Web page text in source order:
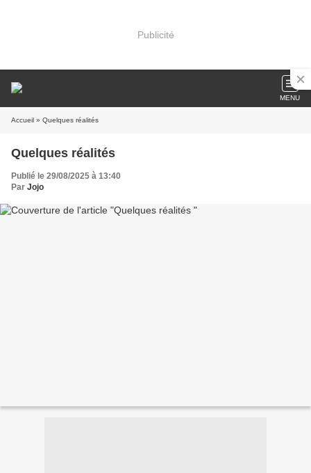
Publicité
MENU
Accueil » Quelques réalités
Quelques réalités
Publié le 29/08/2025 à 13:40
Par Jojo